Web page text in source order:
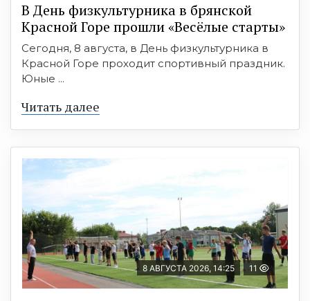
В День физкультурника в брянской
Красной Горе прошли «Весёлые старты»
Сегодня, 8 августа, в День физкультурника в
Красной Горе проходит спортивный праздник.
Юные ...
Читать далее
8 АВГУСТА 2026, 14:25 11